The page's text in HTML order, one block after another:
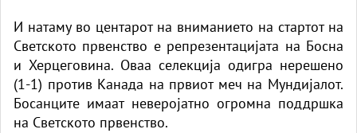
И натаму во центарот на вниманието на стартот на
Светското првенство е репрезентацијата на Босна
и Херцеговина. Оваа селекција одигра нерешено
(1-1) против Канада на првиот меч на Мундијалот.
Босанците имаат неверојатно огромна поддршка
на Светското првенство.